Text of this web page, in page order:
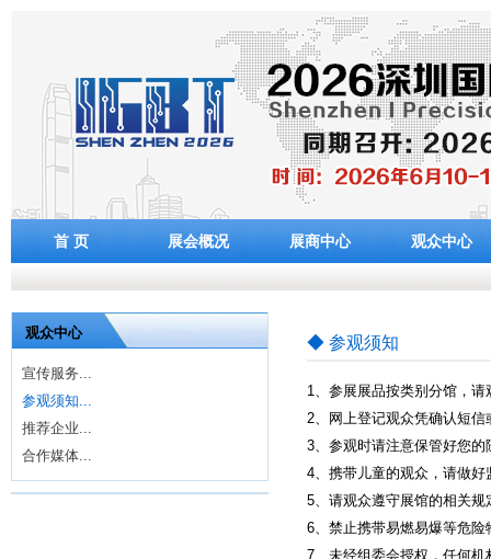
首 页 展会概况 展商中心 观众中心
观众中心
宣传服务...
参观须知...
推荐企业...
合作媒体...
◆ 参观须知
1、参展展品按类别分馆，
2、网上登记观众凭确认短
3、参观时请注意保管好您的
4、携带儿童的观众，请做
5、请观众遵守展馆的相关
6、禁止携带易燃易爆等危
7、未经组委会授权，任何